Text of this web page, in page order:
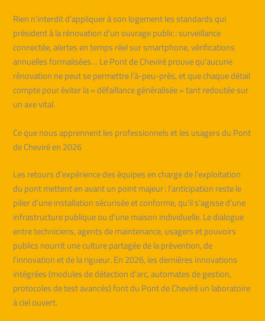
Rien n’interdit d’appliquer à son logement les standards qui
président à la rénovation d’un ouvrage public : surveillance
connectée, alertes en temps réel sur smartphone, vérifications
annuelles formalisées… Le Pont de Cheviré prouve qu’aucune
rénovation ne peut se permettre l’à-peu-près, et que chaque détail
compte pour éviter la « défaillance généralisée » tant redoutée sur
un axe vital.
Ce que nous apprennent les professionnels et les usagers du Pont
de Cheviré en 2026
Les retours d’expérience des équipes en charge de l’exploitation
du pont mettent en avant un point majeur : l’anticipation reste le
pilier d’une installation sécurisée et conforme, qu’il s’agisse d’une
infrastructure publique ou d’une maison individuelle. Le dialogue
entre techniciens, agents de maintenance, usagers et pouvoirs
publics nourrit une culture partagée de la prévention, de
l’innovation et de la rigueur. En 2026, les dernières innovations
intégrées (modules de détection d’arc, automates de gestion,
protocoles de test avancés) font du Pont de Cheviré un laboratoire
à ciel ouvert.